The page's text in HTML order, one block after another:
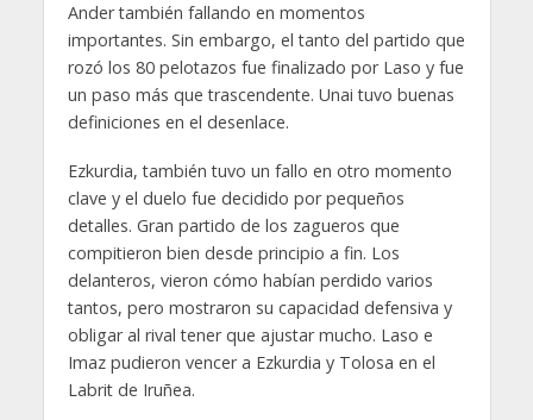
Ander también fallando en momentos
importantes. Sin embargo, el tanto del partido que
rozó los 80 pelotazos fue finalizado por Laso y fue
un paso más que trascendente. Unai tuvo buenas
definiciones en el desenlace.
Ezkurdia, también tuvo un fallo en otro momento
clave y el duelo fue decidido por pequeños
detalles. Gran partido de los zagueros que
compitieron bien desde principio a fin. Los
delanteros, vieron cómo habían perdido varios
tantos, pero mostraron su capacidad defensiva y
obligar al rival tener que ajustar mucho. Laso e
Imaz pudieron vencer a Ezkurdia y Tolosa en el
Labrit de Iruñea.